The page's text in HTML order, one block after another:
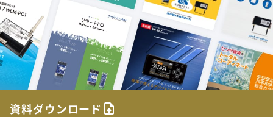
資料ダウンロード upload_file